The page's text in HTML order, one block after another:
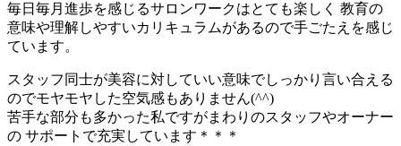
毎日毎月進歩を感じるサロンワークはとても楽しく 教育の
意味や理解しやすいカリキュラムがあるので手ごたえを感じ
ています。
スタッフ同士が美容に対していい意味でしっかり言い合える
のでモヤモヤした空気感もありません(^^)
苦手な部分も多かった私ですがまわりのスタッフやオーナー
の サポートで充実しています＊＊＊